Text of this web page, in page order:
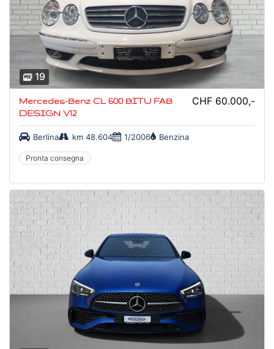
19
Mercedes-Benz CL 600 BITU FAB
DESIGN V12
CHF 60.000,-
Berlina km 48.604 1/2006 Benzina
Pronta consegna